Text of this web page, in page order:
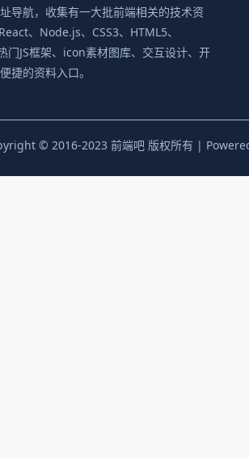
导航，收集有一大批前端相关的技术资
、Node.js、CSS3、HTML5、
门JS框架、icon素材图库、交互设计、开
捷的资料入口。
© 2016-2023 前端吧 版权所有 |